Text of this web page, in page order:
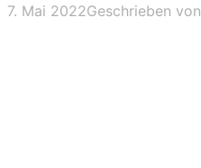
7. Mai 2022Geschrieben von